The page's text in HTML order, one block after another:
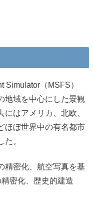
（MSFS）
地域を中心にした景観
はアメリカ、北欧、
ほぼ世界中の有名都市
。
精密化、航空写真を基
密化、歴史的建造